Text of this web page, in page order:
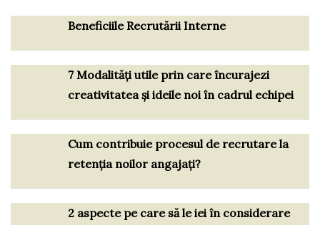
Beneficiile Recrutării Interne
7 Modalități utile prin care încurajezi
creativitatea și ideile noi în cadrul echipei
Cum contribuie procesul de recrutare la
retenția noilor angajați?
2 aspecte pe care să le iei în considerare